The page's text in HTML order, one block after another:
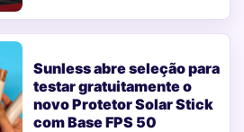
Sunless abre seleção para
testar gratuitamente o
novo Protetor Solar Stick
com Base FPS 50